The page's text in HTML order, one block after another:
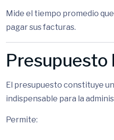
Mide el tiempo promedio
pagar sus facturas.
Presupuesto
El presupuesto constituye
indispensable para la
Permite: